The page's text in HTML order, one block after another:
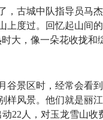
，古城中队指导员马
上度过。回忆起山间
大，像一朵花收拢和
谷景区时，经常会看
样风景。他们就是丽
22人，对玉龙雪山